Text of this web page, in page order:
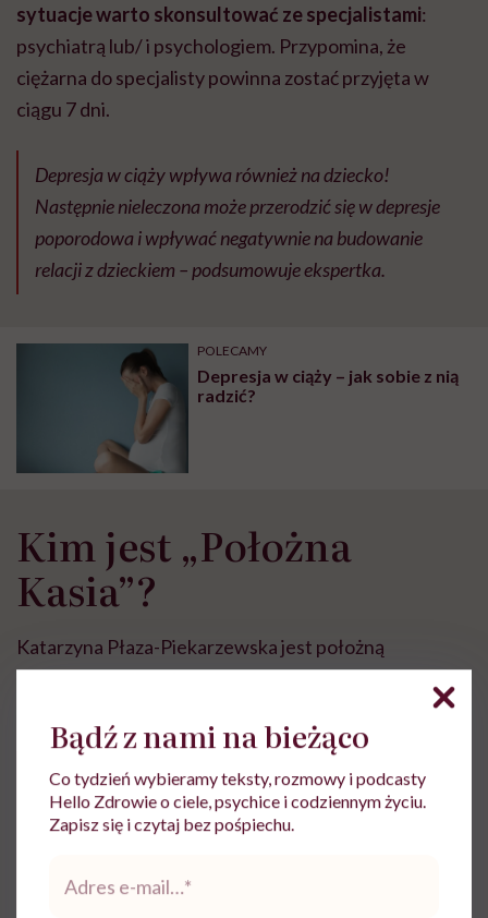
sytuacje warto skonsultować ze specjalistami:
psychiatrą lub/ i psychologiem. Przypomina, że
ciężarna do specjalisty powinna zostać przyjęta w
ciągu 7 dni.
Depresja w ciąży wpływa również na dziecko!
Następnie nieleczona może przerodzić się w depresje
poporodowa i wpływać negatywnie na budowanie
relacji z dzieckiem – podsumowuje ekspertka.
POLECAMY
Depresja w ciąży – jak sobie z nią
radzić?
Kim jest „Położna
Kasia”?
Katarzyna Płaza-Piekarzewska jest położną
prowadzącą profil „Położna Kasia” na Instagramie. Jak
Z wykształcenia i pasji magister położnictwa.
Certyfikowany Doradca Laktacyjny. Instruktor
Masażu Shantala. Praktykę zawodową zdobywa,
dziećmi na oddziale noworodkowym w jednym z
Bądź z nami na bieżąco
Co tydzień wybieramy teksty, rozmowy i podcasty
Hello Zdrowie o ciele, psychice i codziennym życiu.
Zapisz się i czytaj bez pośpiechu.
*